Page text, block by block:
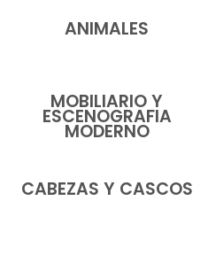
ANIMALES
MOBILIARIO Y
ESCENOGRAFIA
MODERNO
CABEZAS Y CASCOS